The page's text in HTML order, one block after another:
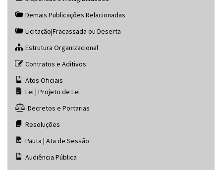
Demais Publicações Relacionadas
Licitação|Fracassada ou Deserta
Estrutura Organizacional
Contratos e Aditivos
Atos Oficiais
Lei | Projeto de Lei
Decretos e Portarias
Resoluções
Pauta | Ata de Sessão
Audiência Pública